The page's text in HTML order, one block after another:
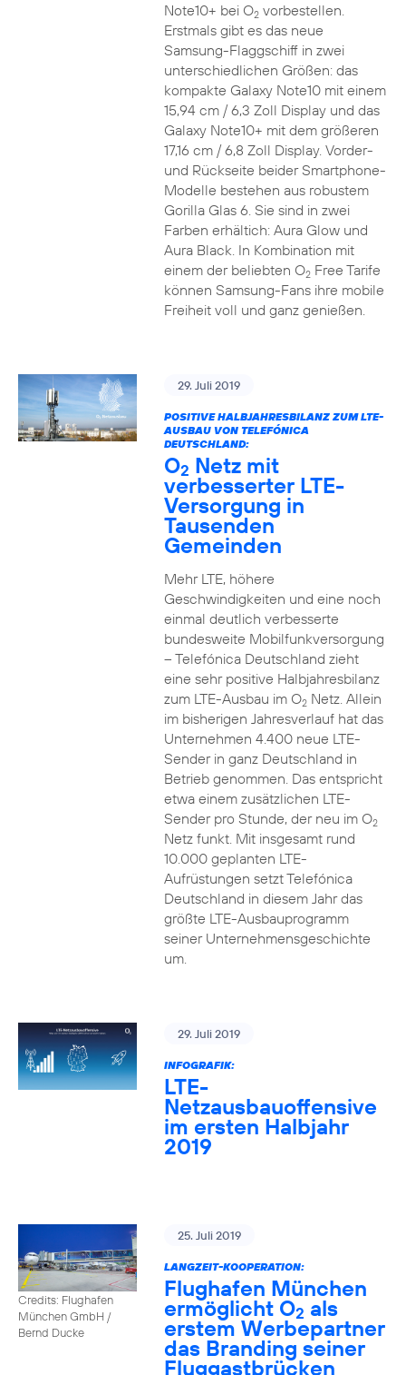
Note10+ bei O2vorbestellen.
Erstmals gibt es das neue
Samsung-Flaggschiff in zwei
unterschiedlichen Größen: das
kompakte Galaxy Note10 mit einem
15,94 cm / 6,3 Zoll Display und das
Galaxy Note10+ mit dem größeren
17,16 cm / 6,8 Zoll Display. Vorder-
und Rückseite beider Smartphone-
Modelle bestehen aus robustem
Gorilla Glas 6. Sie sind in zwei
Farben erhältich: Aura Glow und
Aura Black. In Kombination mit
einem der beliebten O2Free Tarife
können Samsung-Fans ihre mobile
Freiheit voll und ganz genießen.
29. Juli 2019
POSITIVE HALBJAHRESBILANZ ZUM LTE-
AUSBAU VON TELEFÓNICA
DEUTSCHLAND:
O2 Netz mit
verbesserter LTE-
Versorgung in
Tausenden
Gemeinden
Mehr LTE, höhere
Geschwindigkeiten und eine noch
einmal deutlich verbesserte
bundesweite Mobilfunkversorgung
– Telefónica Deutschland zieht
eine sehr positive Halbjahresbilanz
zum LTE-Ausbau im O2Netz. Allein
im bisherigen Jahresverlauf hat das
Unternehmen 4.400 neue LTE-
Sender in ganz Deutschland in
Betrieb genommen. Das entspricht
etwa einem zusätzlichen LTE-
Sender pro Stunde, der neu im O2
Netz funkt. Mit insgesamt rund
10.000 geplanten LTE-
Aufrüstungen setzt Telefónica
Deutschland in diesem Jahr das
größte LTE-Ausbauprogramm
seiner Unternehmensgeschichte
um.
29. Juli 2019
INFOGRAFIK:
LTE-
Netzausbauoffensive
im ersten Halbjahr
2019
Credits: Flughafen
München GmbH /
Bernd Ducke
25. Juli 2019
LANGZEIT-KOOPERATION:
Flughafen München
ermöglicht O2 als
erstem Werbepartner
das Branding seiner
Fluggastbrücken